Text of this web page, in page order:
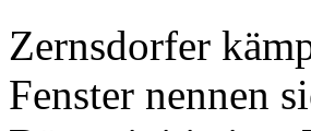
Zernsdorfer
Fenster nennen